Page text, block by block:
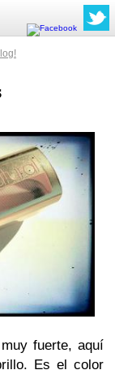
fuerte, aquí
Es el color